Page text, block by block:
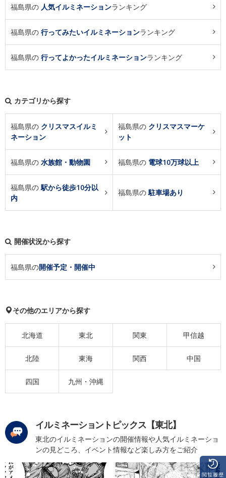
福島県の 人気イルミネーションランキング
福島県の 行ってみたいイルミネーションランキング
福島県の 行ってよかったイルミネーションランキング
カテゴリから探す
福島県の クリスマスイルミ
ネーション
福島県の クリスマスマーケ
ット
福島県の 水族館・動物園 福島県の 電球10万球以上
福島県の 駅から徒歩10分以
内
福島県の 駐車場あり
開催状況から探す
福島県の開催予定・開催中
その他のエリアから探す
北海道 東北 関東 甲信越
北陸 東海 関西 中国
四国 九州・沖縄
イルミネーショントピックス【東北】
東北のイルミネーションの開催情報や人気イルミネーショ
ンの見どころ、イベント情報など楽しみ方をご紹介
閲覧履歴